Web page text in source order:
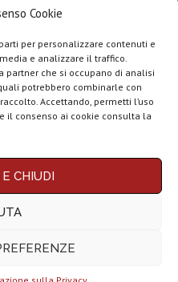
Cookie
per personalizzare contenuti e
e analizzare il traffico.
partner che si occupano di analisi
potrebbero combinarle con
Accettando, permetti l’uso
il consenso ai cookie consulta la
CHIUDI
mondo Android, Apple e
Privacy policy
in quanto viene aggiornato
che eroga ai siti una commissione
dagli acquisti idonei.